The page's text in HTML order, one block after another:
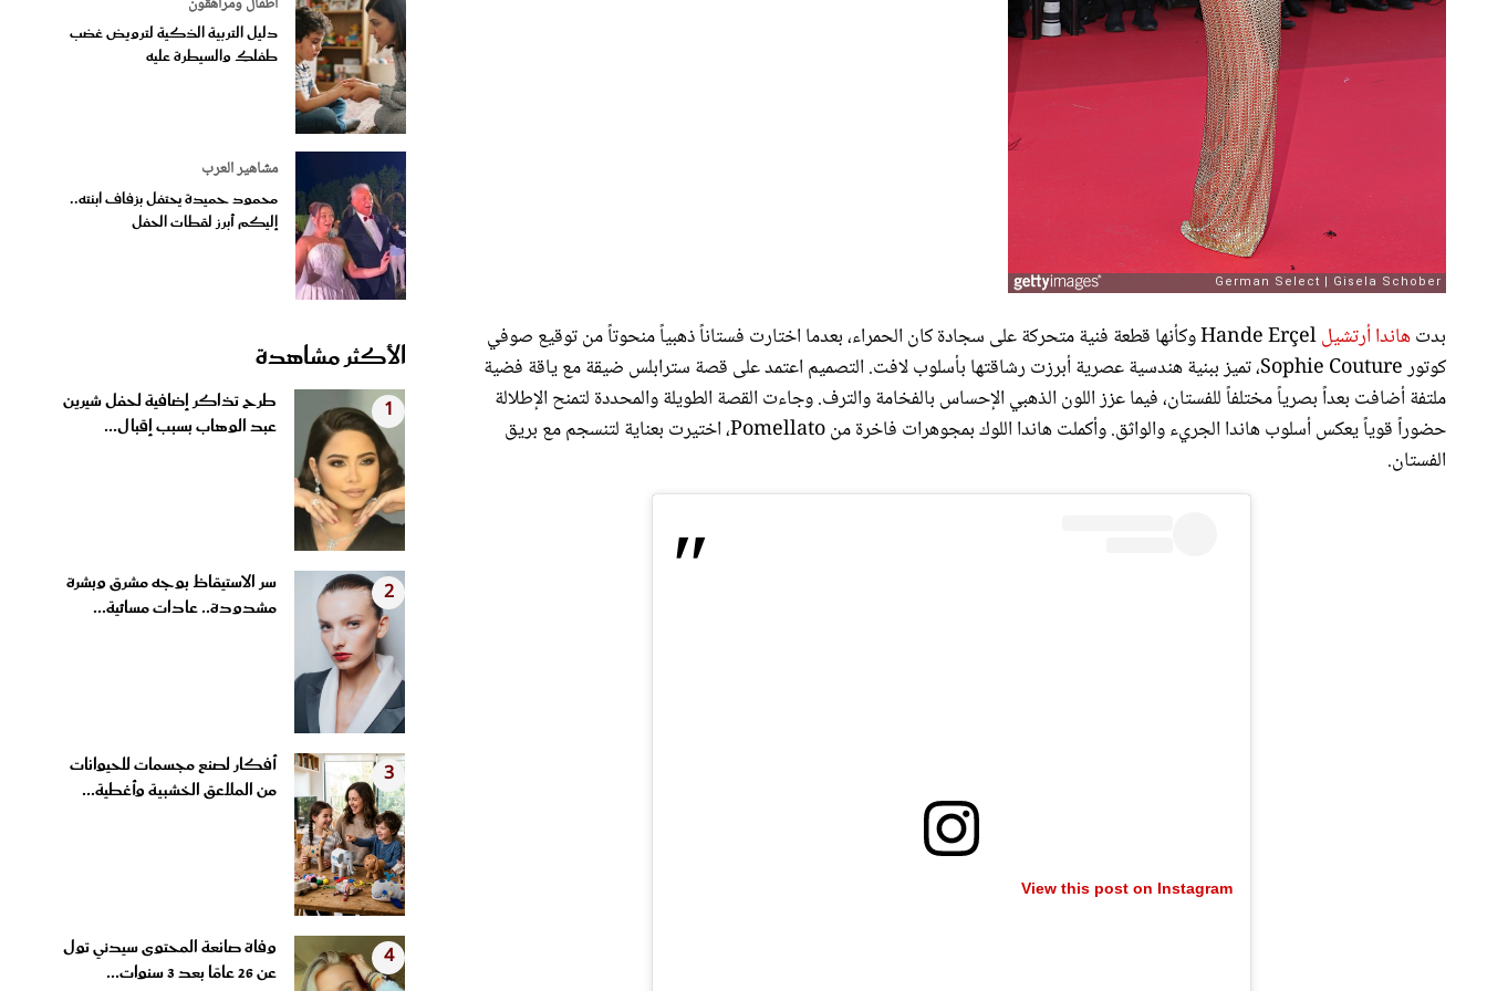
بدتهاندا أرتشيل
Hande Erçel وكأنها قطعة فنية متحركة على سجادة كان الحمراء، بعدما اختارت فستاناً ذهبياً منحوتاً من توقيع صوفي
كوتور Sophie Couture، تميز ببنية هندسية عصرية أبرزت رشاقتها بأسلوب لافت. التصميم اعتمد على قصة سترابلس ضيقة مع ياقة فضية
ملتفة أضافت بعداً بصرياً مختلفاً للفستان، فيما عزز اللون الذهبي الإحساس بالفخامة والترف. وجاءت القصة الطويلة والمحددة لتمنح الإطلالة
حضوراً قوياً يعكس أسلوب هاندا الجريء والواثق. وأكملت هاندا اللوك بمجوهرات فاخرة من Pomellato، اختيرت بعناية لتنسجم مع بريق
الفستان.
View this post on Instagram
دليل التربية الذكية لترويض غضب
طفلكِ والسيطرة عليه
مشاهير العرب
محمود حميدة يحتفل بزفاف ابنته..
إليكم أبرز لقطات الحفل
الأكثر مشاهدة
1
طرح تذاكر إضافية لحفل شيرين
عبد الوهاب بسبب إقبال...
2
سر الاستيقاظ بوجه مشرق وبشرة
مشدودة.. عادات مسائية...
3
أفكار لصنع مجسمات للحيوانات
من الملاعق الخشبية وأغطية...
4
وفاة صانعة المحتوى سيدني تول
عن 26 عامًا بعد 3 سنوات...